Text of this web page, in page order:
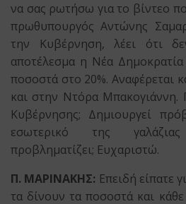
να σας ρωτήσω για το βίντεο
πρωθυπουργός Αντώνης
την Κυβέρνηση, λέει ότι
αποτέλεσμα η Νέα
ποσοστά στο 20%. Αναφέρεται
και στην Ντόρα Μπακογιάννη.
Κυβέρνησης; Δημιουργεί
εσωτερικό της
προβληματίζει; Ευχαριστώ.
Π. ΜΑΡΙΝΑΚΗΣ: Επειδή είπατε
τα δίνουν τα ποσοστά και